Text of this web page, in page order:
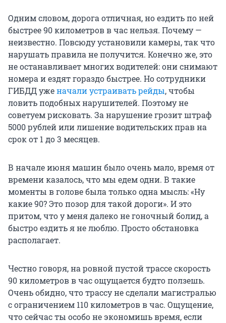
Одним словом, дорога отличная, но ездить по ней
быстрее 90 километров в час нельзя. Почему —
неизвестно. Повсюду установили камеры, так что
нарушать правила не получится. Конечно же, это
не останавливает многих водителей: они снимают
номера и ездят гораздо быстрее. Но сотрудники
ГИБДД уженачали устраивать рейды, чтобы
ловить подобных нарушителей. Поэтому не
советуем рисковать. За нарушение грозит штраф
5000 рублей или лишение водительских прав на
срок от 1 до 3 месяцев.
В начале июня машин было очень мало, время от
времени казалось, что мы едем одни. В такие
моменты в голове была только одна мысль: «Ну
какие 90? Это позор для такой дороги». И это
притом, что у меня далеко не гоночный болид, а
быстро ездить я не люблю. Просто обстановка
располагает.
Честно говоря, на ровной пустой трассе скорость
90 километров в час ощущается будто ползешь.
Очень обидно, что трассу не сделали магистралью
с ограничением 110 километров в час. Ощущение,
что сейчас ты особо не экономишь время, если